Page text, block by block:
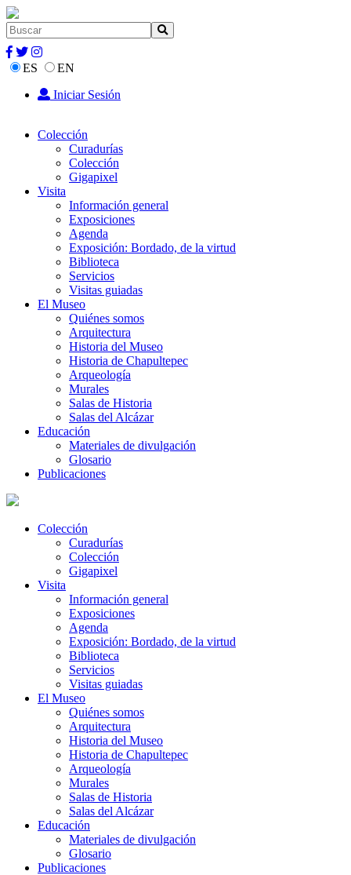
ES
EN
Iniciar Sesión
Colección
Curadurías
Colección
Gigapixel
Visita
Información general
Exposiciones
Agenda
Exposición: Bordado, de la virtud
Biblioteca
Servicios
Visitas guiadas
El Museo
Quiénes somos
Arquitectura
Historia del Museo
Historia de Chapultepec
Arqueología
Murales
Salas de Historia
Salas del Alcázar
Educación
Materiales de divulgación
Glosario
Publicaciones
Colección
Curadurías
Colección
Gigapixel
Visita
Información general
Exposiciones
Agenda
Exposición: Bordado, de la virtud
Biblioteca
Servicios
Visitas guiadas
El Museo
Quiénes somos
Arquitectura
Historia del Museo
Historia de Chapultepec
Arqueología
Murales
Salas de Historia
Salas del Alcázar
Educación
Materiales de divulgación
Glosario
Publicaciones